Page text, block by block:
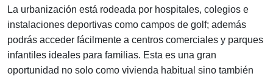
La urbanización está rodeada por hospitales, colegios e
instalaciones deportivas como campos de golf; además
podrás acceder fácilmente a centros comerciales y parques
infantiles ideales para familias. Esta es una gran
oportunidad no solo como vivienda habitual sino también